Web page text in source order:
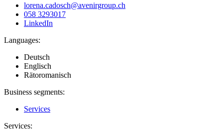
lorena.cadosch@avenirgroup.ch
058 3293017
LinkedIn
Languages:
Deutsch
Englisch
Rätoromanisch
Business segments:
Services
Services: